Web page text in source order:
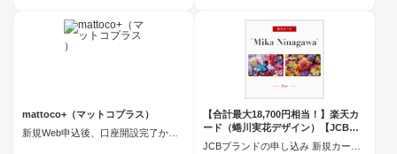
mattoco+（マットコプラス）
【合計最大18,700円相当！】楽天カ
ード（蜷川実花デザイン）【JCBキ
ャンペーン実施中】